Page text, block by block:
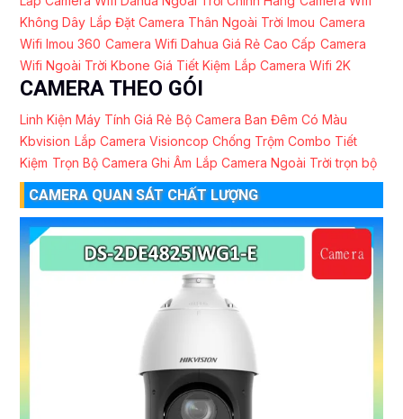
Không Dây Lắp Đặt Camera Thân Ngoài Trời Imou Camera
Wifi Imou 360 Camera Wifi Dahua Giá Rẻ Cao Cấp Camera
Wifi Ngoài Trời Kbone Giá Tiết Kiệm Lắp Camera Wifi 2K
CAMERA THEO GÓI
Linh Kiện Máy Tính Giá Rẻ Bộ Camera Ban Đêm Có Màu
Kbvision Lắp Camera Visioncop Chống Trộm Combo Tiết
Kiệm Trọn Bộ Camera Ghi Âm Lắp Camera Ngoài Trời trọn bộ
CAMERA QUAN SÁT CHẤT LƯỢNG